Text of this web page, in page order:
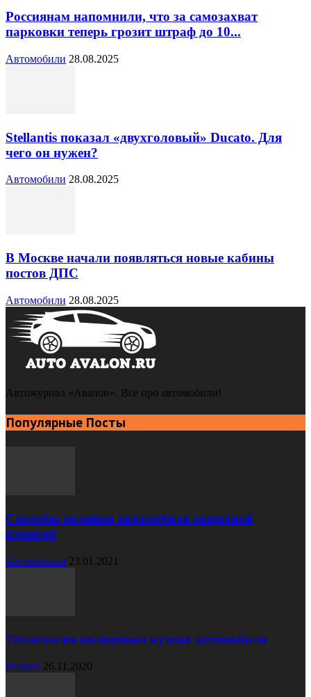
Россиянам напомнили, что за самозахват
парковки теперь грозит штраф до 10...
Автомобили 28.08.2025
Stellantis показал «двухголовый» Ducato. Для
чего он нужен?
Автомобили 28.08.2025
В Москве начали появляться новые кабины
постов ДПС
Автомобили 28.08.2025
Автожурнал «Авалон». Все про автомобили!
Популярные Посты
Способы оклейки автомобиля защитной
пленкой
Автомобили 23.01.2021
Технология полировки кузова автомобиля
Ремонт 26.11.2020